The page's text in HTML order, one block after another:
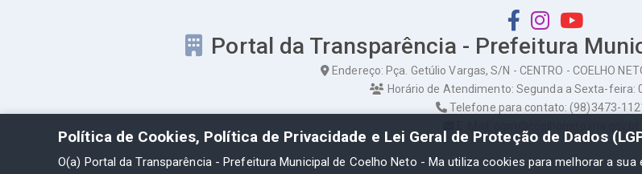
Portal da Transparência - Prefeitura
Endereço: Pça. Getúlio Vargas, S/N - CENTRO - COELHO
Horário de Atendimento: Segunda a Sexta-feira:
Telefone para contato: (98)3473-
Política de Cookies, Política de Privacidade e Lei Geral de Proteção de Dados
O(a) Portal da Transparência - Prefeitura Municipal de Coelho Neto - Ma utiliza cookies para melhorar a sua